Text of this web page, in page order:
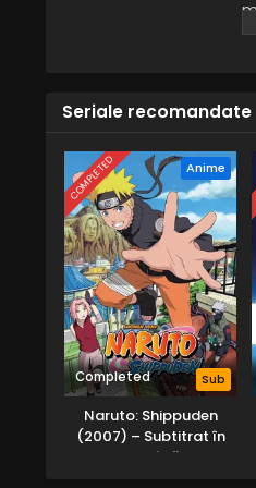
Seriale recomandate
COMPLETED Anime
Completed Sub
Naruto: Shippuden
(2007) – Subtitrat în
Română